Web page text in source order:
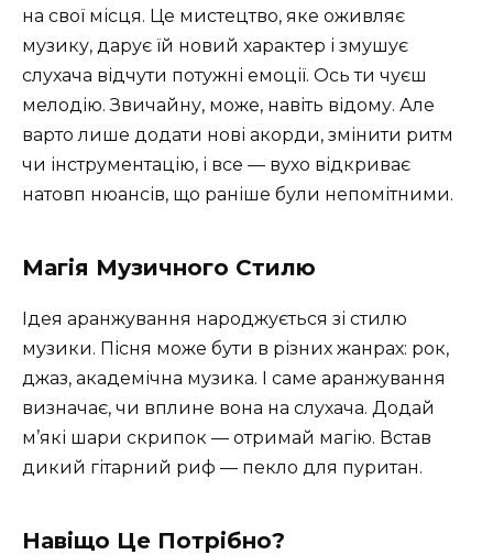
на свої місця. Це мистецтво, яке оживляє
музику, дарує їй новий характер і змушує
слухача відчути потужні емоції. Ось ти чуєш
мелодію. Звичайну, може, навіть відому. Але
варто лише додати нові акорди, змінити ритм
чи інструментацію, і все — вухо відкриває
натовп нюансів, що раніше були непомітними.
Магія Музичного Стилю
Ідея аранжування народжується зі стилю
музики. Пісня може бути в різних жанрах: рок,
джаз, академічна музика. І саме аранжування
визначає, чи вплине вона на слухача. Додай
м’які шари скрипок — отримай магію. Встав
дикий гітарний риф — пекло для пуритан.
Навіщо Це Потрібно?